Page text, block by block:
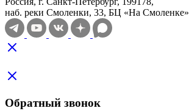
наб. реки Смоленки, 33, БЦ «На Смоленке»
Обратный звонок